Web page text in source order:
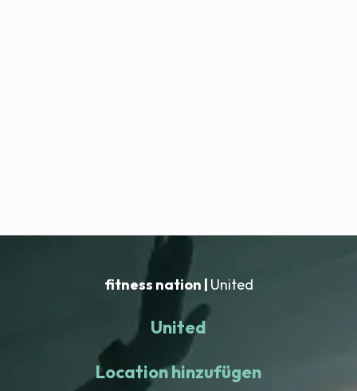
fitness nation | United
United
Location hinzufügen